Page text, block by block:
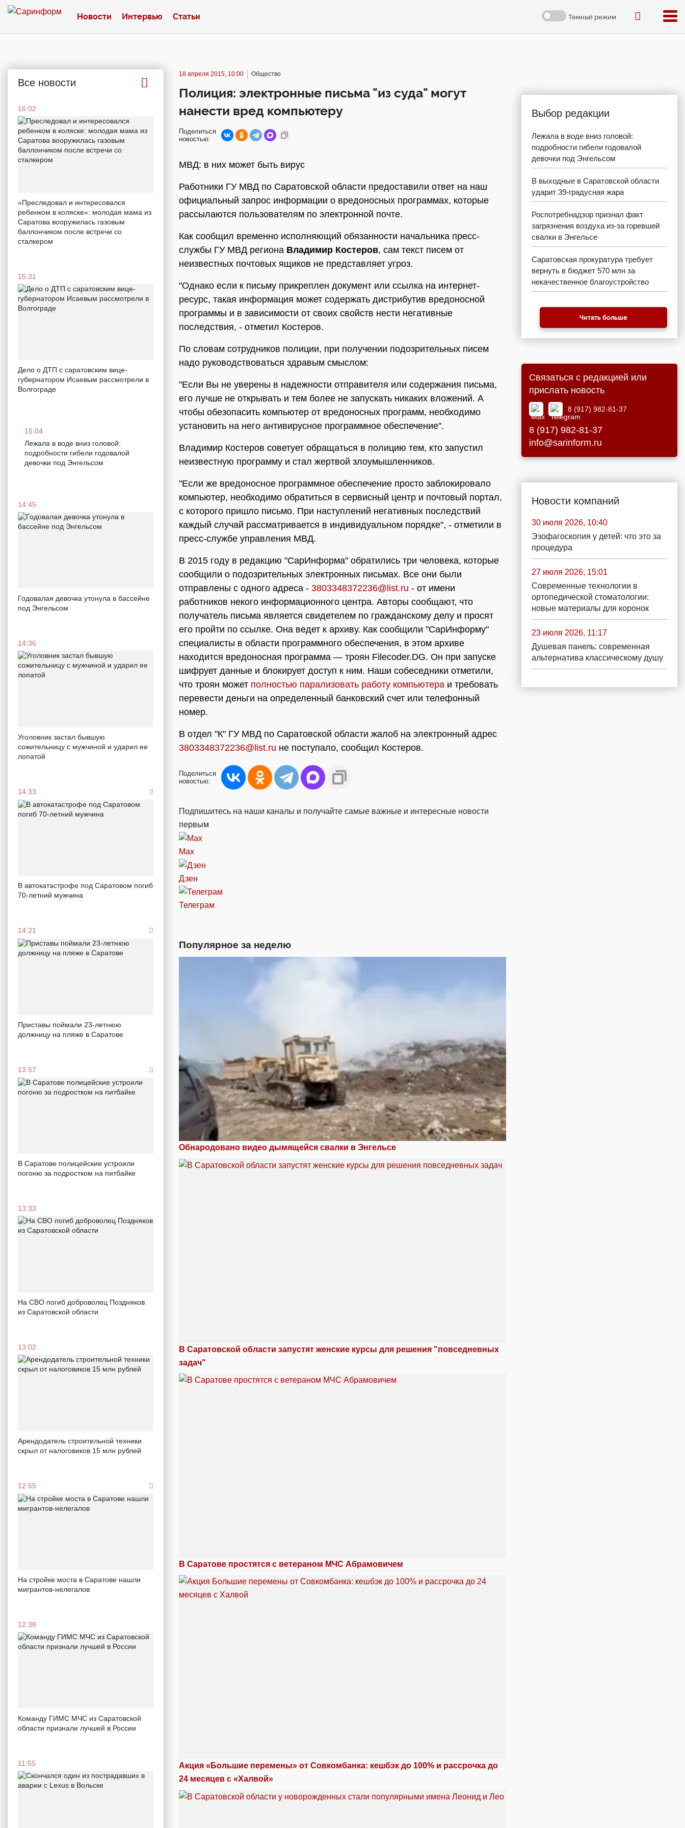
Новости Интервью Статьи Темный режим
Все новости
16:02
«Преследовал и интересовался
ребенком в коляске»: молодая мама из
Саратова вооружилась газовым
баллончиком после встречи со
сталкером
15:31
Дело о ДТП с саратовским вице-
губернатором Исаевым рассмотрели в
Волгограде
15:04
Лежала в воде вниз головой:
подробности гибели годовалой
девочки под Энгельсом
14:45
Годовалая девочка утонула в бассейне
под Энгельсом
14:36
Уголовник застал бывшую
сожительницу с мужчиной и ударил ее
лопатой
14:33
В автокатастрофе под Саратовом погиб
70-летний мужчина
14:21
Приставы поймали 23-летнюю
должницу на пляже в Саратове
13:57
В Саратове полицейские устроили
погоню за подростком на питбайке
13:33
На СВО погиб доброволец Поздняков
из Саратовской области
13:02
Арендодатель строительной техники
скрыл от налоговиков 15 млн рублей
12:55
На стройке моста в Саратове нашли
мигрантов-нелегалов
12:38
Команду ГИМС МЧС из Саратовской
области признали лучшей в России
11:55
18 апреля 2015, 10:00 Общество
Полиция: электронные письма "из суда" могут
нанести вред компьютеру
Поделиться
новостью:
МВД: в них может быть вирус
Работники ГУ МВД по Саратовской области предоставили ответ на наш
официальный запрос информации о вредоносных программах, которые
рассылаются пользователям по электронной почте.
Как сообщил временно исполняющий обязанности начальника пресс-
службы ГУ МВД региона Владимир Костеров, сам текст писем от
неизвестных почтовых ящиков не представляет угроз.
"Однако если к письму прикреплен документ или ссылка на интернет-
ресурс, такая информация может содержать дистрибутив вредоносной
программы и в зависимости от своих свойств нести негативные
последствия, - отметил Костеров.
По словам сотрудников полиции, при получении подозрительных писем
надо руководствоваться здравым смыслом:
"Если Вы не уверены в надежности отправителя или содержания письма,
его лучше не открывать и тем более не запускать никаких вложений. А
чтобы обезопасить компьютер от вредоносных программ, необходимо
установить на него антивирусное программное обеспечение".
Владимир Костеров советует обращаться в полицию тем, кто запустил
неизвестную программу и стал жертвой злоумышленников.
"Если же вредоносное программное обеспечение просто заблокировало
компьютер, необходимо обратиться в сервисный центр и почтовый портал,
с которого пришло письмо. При наступлений негативных последствий
каждый случай рассматривается в индивидуальном порядке", - отметили в
пресс-службе управления МВД.
В 2015 году в редакцию "СарИнформа" обратились три человека, которые
сообщили о подозрительных электронных письмах. Все они были
отправлены с одного адреса - 3803348372236@list.ru - от имени
работников некого информационного центра. Авторы сообщают, что
получатель письма является свидетелем по гражданскому делу и просят
его пройти по ссылке. Она ведет к архиву. Как сообщили "СарИнформу"
специалисты в области программного обеспечения, в этом архиве
находится вредоносная программа — троян Filecoder.DG. Он при запуске
шифрует данные и блокирует доступ к ним. Наши собеседники отметили,
что троян может полностью парализовать работу компьютера и требовать
перевести деньги на определенный банковский счет или телефонный
номер.
В отдел "К" ГУ МВД по Саратовской области жалоб на электронный адрес
3803348372236@list.ru не поступало, сообщил Костеров.
Поделиться
новостью:
Подпишитесь на наши каналы и получайте самые важные и интересные новости
первым
Max
Дзен
Телеграм
Популярное за неделю
Обнародовано видео дымящейся свалки в Энгельсе
В Саратовской области запустят женские курсы для решения "повседневных
задач"
В Саратове простятся с ветераном МЧС Абрамовичем
Акция «Большие перемены» от Совкомбанка: кешбэк до 100% и рассрочка до
24 месяцев с «Халвой»
Выбор редакции
Лежала в воде вниз головой:
подробности гибели годовалой
девочки под Энгельсом
В выходные в Саратовской области
ударит 39-градусная жара
Роспотребнадзор признал факт
загрязнения воздуха из-за горевшей
свалки в Энгельсе
Саратовская прокуратура требует
вернуть в бюджет 570 млн за
некачественное благоустройство
Читать больше
Связаться с редакцией или
прислать новость
8 (917) 982-81-37
8 (917) 982-81-37
info@sarinform.ru
Новости компаний
30 июля 2026, 10:40
Эзофагоскопия у детей: что это за
процедура
27 июля 2026, 15:01
Современные технологии в
ортопедической стоматологии:
новые материалы для коронок
23 июля 2026, 11:17
Душевая панель: современная
альтернатива классическому душу